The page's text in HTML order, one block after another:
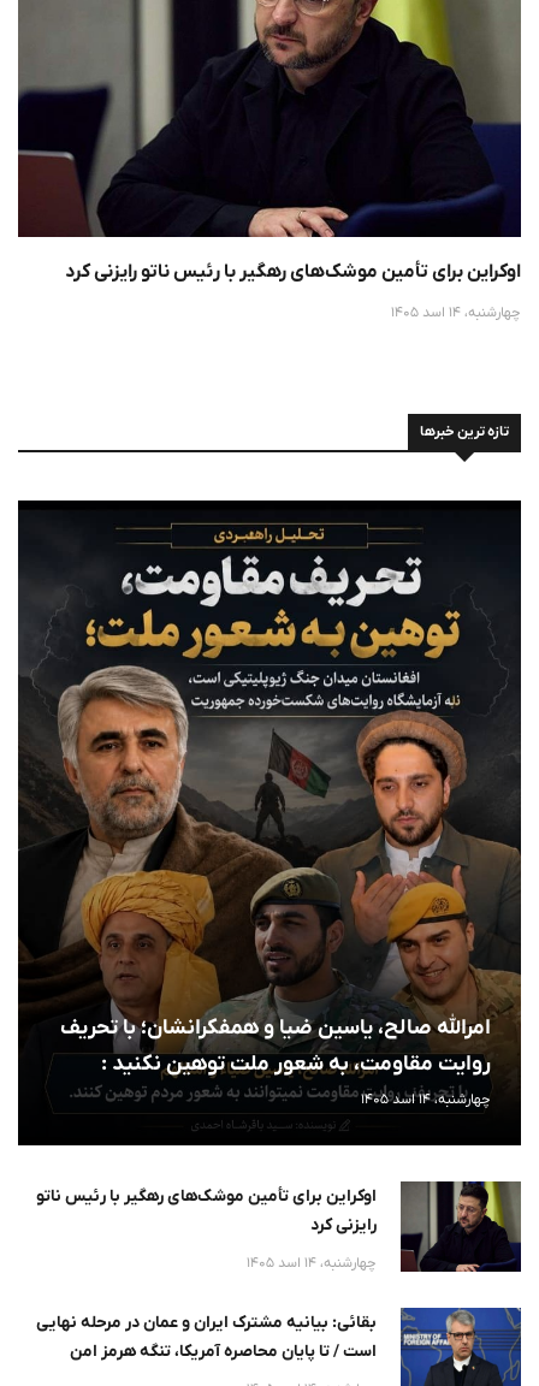
اوکراین برای تأمین موشک‌های رهگیر با رئیس ناتو رایزنی کرد
چهارشنبه، 14 اسد 1405
تازه ترین خبرها
امرالله صالح، یاسین ضیا و همفکرانشان؛ با تحریف
روایت مقاومت، به شعور ملت توهین نکنید :
چهارشنبه، 14 اسد 1405
اوکراین برای تأمین موشک‌های رهگیر با رئیس ناتو
رایزنی کرد
چهارشنبه، 14 اسد 1405
بقائی: بیانیه مشترک ایران و عمان در مرحله نهایی
است / تا پایان محاصره آمریکا، تنگه هرمز امن
نخواهد